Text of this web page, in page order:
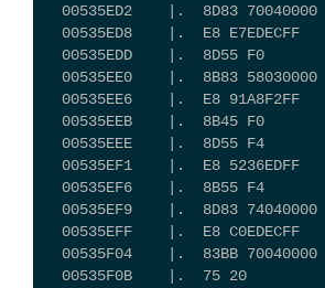
00535ED2    |.  8D83
00535ED8    |.  E8 E7EDECFF
00535EDD    |.  8D55 F0
00535EE0    |.  8B83
00535EE6    |.  E8 91A8F2FF
00535EEB    |.  8B45 F0
00535EEE    |.  8D55 F4
00535EF1    |.  E8 5236EDFF
00535EF6    |.  8B55 F4
00535EF9    |.  8D83
00535EFF    |.  E8 C0EDECFF
00535F04    |.  83BB
00535F0B    |.  75 20